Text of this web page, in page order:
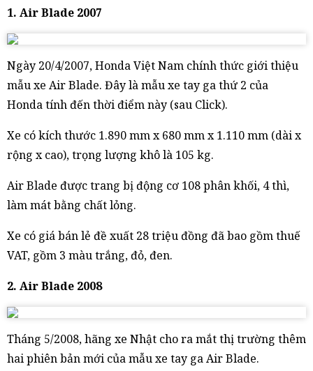
1. Air Blade 2007
Ngày 20/4/2007, Honda Việt Nam chính thức giới thiệu
mẫu xe Air Blade. Đây là mẫu xe tay ga thứ 2 của
Honda tính đến thời điểm này (sau Click).
Xe có kích thước 1.890 mm x 680 mm x 1.110 mm (dài x
rộng x cao), trọng lượng khô là 105 kg.
Air Blade được trang bị động cơ 108 phân khối, 4 thì,
làm mát bằng chất lỏng.
Xe có giá bán lẻ đề xuất 28 triệu đồng đã bao gồm thuế
VAT, gồm 3 màu trắng, đỏ, đen.
2. Air Blade 2008
Tháng 5/2008, hãng xe Nhật cho ra mắt thị trường thêm
hai phiên bản mới của mẫu xe tay ga Air Blade.